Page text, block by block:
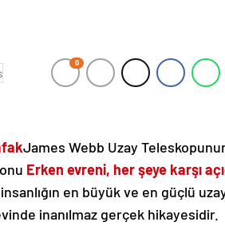
0
James Webb Uzay
Erken evreni, her şeye karşı
en büyük ve en güçlü
inanılmaz gerçek hikayesidir.